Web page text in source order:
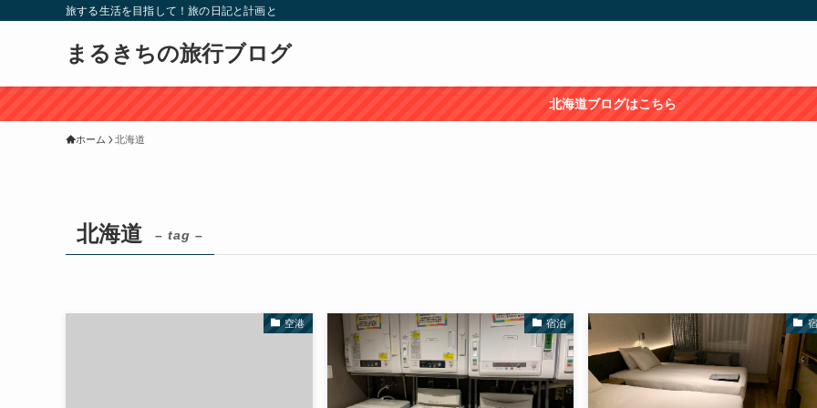
旅する生活を目指して！旅の日記と計画と
まるきちの旅行ブログ
北海道ブログはこちら
ホーム 北海道
北海道 – tag –
空港 宿泊